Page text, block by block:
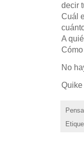
decir
Cuál
A
No
Quike